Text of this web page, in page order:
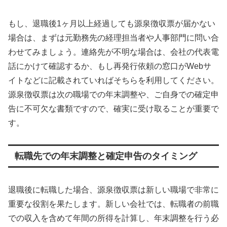
もし、退職後1ヶ月以上経過しても源泉徴収票が届かない
場合は、まずは元勤務先の経理担当者や人事部門に問い合
わせてみましょう。連絡先が不明な場合は、会社の代表電
話にかけて確認するか、もし再発行依頼の窓口がWebサ
イトなどに記載されていればそちらを利用してください。
源泉徴収票は次の職場での年末調整や、ご自身での確定申
告に不可欠な書類ですので、確実に受け取ることが重要で
す。
転職先での年末調整と確定申告のタイミング
退職後に転職した場合、源泉徴収票は新しい職場で非常に
重要な役割を果たします。新しい会社では、転職者の前職
での収入を含めて年間の所得を計算し、年末調整を行う必